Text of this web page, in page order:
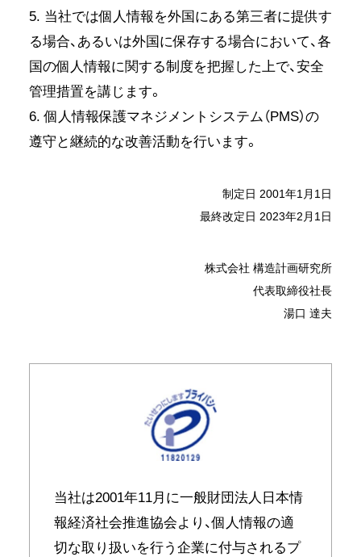
5. 当社では個人情報を外国にある第三者に提供す
る場合、あるいは外国に保存する場合において、各
国の個人情報に関する制度を把握した上で、安全
管理措置を講じます。
6. 個人情報保護マネジメントシステム（PMS）の
遵守と継続的な改善活動を行います。
制定日 2001年1月1日
最終改定日 2023年2月1日
株式会社 構造計画研究所
代表取締役社長
湯口 達夫
当社は2001年11月に一般財団法人日本情
報経済社会推進協会より、個人情報の適
切な取り扱いを行う企業に付与されるプ